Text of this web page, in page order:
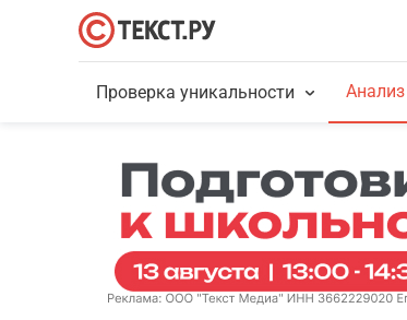
Проверка уникальности Анализ